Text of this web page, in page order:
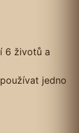
6 životů a
jedno